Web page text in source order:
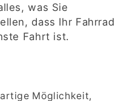
was Sie
dass Ihr Fahrrad
Fahrt ist.
Möglichkeit,